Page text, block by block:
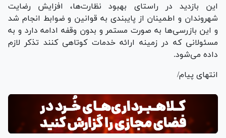
این بازدید در راستای بهبود نظارت‌ها، افزایش رضایت
شهروندان و اطمینان از پایبندی به قوانین و ضوابط انجام شد
و این بازرسی‌ها به صورت مستمر و بدون وقفه ادامه دارد و به
مسئولانی که در زمینه ارائه خدمات کوتاهی کنند تذکر لازم
داده می‌شود.
انتهای پیام/